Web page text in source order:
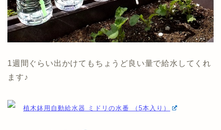
1週間ぐらい出かけてもちょうど良い量で給水してくれ
ます♪
植木鉢用自動給水器 ミドリの水番 （5本入り）